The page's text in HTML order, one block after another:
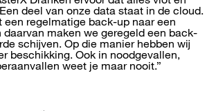
deel van onze data staat in de cloud.
een regelmatige back-up naar een
daarvan maken we geregeld een back-
schijven. Op die manier hebben wij
beschikking. Ook in noodgevallen,
weet je maar nooit.”